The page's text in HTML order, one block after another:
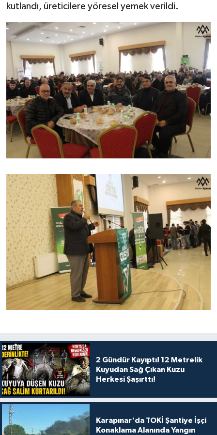
kutlandı, üreticilere yöresel yemek verildi.
2 Gündür Kayıptı! 12 Metrelik
Kuyudan Sağ Çıkan Kuzu
Herkesi Şaşırttı!
Karapınar'da TOKİ Şantiye İşçi
Konaklama Alanında Yangın